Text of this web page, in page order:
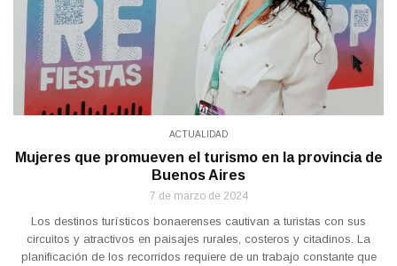
ACTUALIDAD
Mujeres que promueven el turismo en la provincia de
Buenos Aires
7 de marzo de 2024
Los destinos turísticos bonaerenses cautivan a turistas con sus
circuitos y atractivos en paisajes rurales, costeros y citadinos. La
planificación de los recorridos requiere de un trabajo constante que